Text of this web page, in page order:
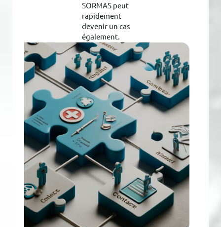
SORMAS peut
rapidement
devenir un cas
également.